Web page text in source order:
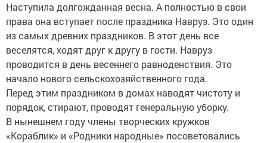
Наступила долгожданная весна. А полностью в свои
права она вступает после праздника Навруз. Это один
из самых древних праздников. В этот день все
веселятся, ходят друг к другу в гости. Навруз
проводится в день весеннего равноденствия. Это
начало нового сельскохозяйственного года.
Перед этим праздником в домах наводят чистоту и
порядок, стирают, проводят генеральную уборку.
В нынешнем году члены творческих кружков
«Кораблик» и «Родники народные» посоветовались